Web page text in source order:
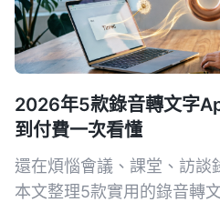
2026年5款錄音轉文字
到付費一次看懂
還在煩惱會議、課堂、訪談
本文整理5款實用的錄音轉